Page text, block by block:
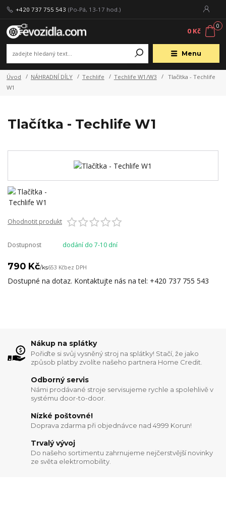
Menu
+420 737 755 543 (Po-Pá, 13-17 hod.)
0
0 Kč
Úvod NÁHRADNÍ DÍLY Techlife Techlife W1/W3
Tlačítka - Techlife
W1
Tlačítka - Techlife W1
Ohodnotit produkt
Dostupnost dodání do 7-10 dní
790 Kč/ks653 Kčbez DPH
Dostupné na dotaz. Kontaktujte nás na tel: +420 737 755 543
Nákup na splátky
Pořiďte si svůj vysněný stroj na splátky! Stačí, že jako
způsob platby zvolíte našeho partnera Home Credit.
Odborný servis
Námi prodávané stroje servisujeme rychle a spolehlivě v
systému door-to-door.
Nízké poštovné!
Doprava zdarma při objednávce nad 4999 Korun!
Trvalý vývoj
Do našeho sortimentu zahrnujeme nejčerstvější novinky
ze světa elektromobility.